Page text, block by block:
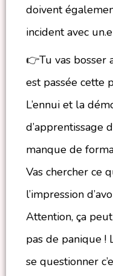
doivent
incident avec
👉Tu vas bosser
est passée cette
L’ennui et la
d’apprentissage
manque de
Vas chercher ce
l’impression
Attention, ça
pas de panique !
se questionner